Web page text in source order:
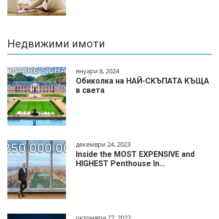
Недвижими имоти
януари 8, 2024
Обиколка на НАЙ-СКЪПАТА КЪЩА
в света
декември 24, 2023
Inside the MOST EXPENSIVE and
HIGHEST Penthouse In…